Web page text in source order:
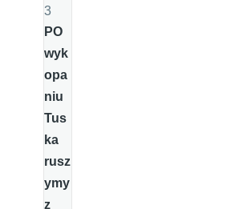
3
PO
wyk
opa
niu
Tus
ka
rusz
ymy
z